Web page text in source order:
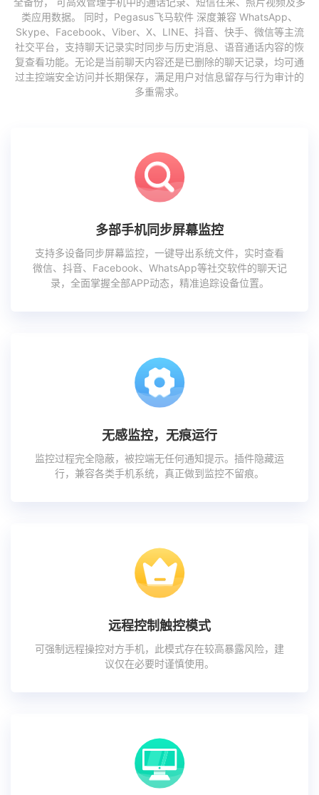
类应用数据。 同时，Pegasus飞马软件 深度兼容 WhatsApp、
Skype、Facebook、Viber、X、LINE、抖音、快手、微信等主流
社交平台，支持聊天记录实时同步与历史消息、语音通话内容的恢
复查看功能。无论是当前聊天内容还是已删除的聊天记录，均可通
过主控端安全访问并长期保存，满足用户对信息留存与行为审计的
多重需求。
多部手机同步屏幕监控
支持多设备同步屏幕监控，一键导出系统文件，实时查看
微信、抖音、Facebook、WhatsApp等社交软件的聊天记
录，全面掌握全部APP动态，精准追踪设备位置。
无感监控，无痕运行
监控过程完全隐蔽，被控端无任何通知提示。插件隐藏运
行，兼容各类手机系统，真正做到监控不留痕。
远程控制触控模式
可强制远程操控对方手机，此模式存在较高暴露风险，建
议仅在必要时谨慎使用。